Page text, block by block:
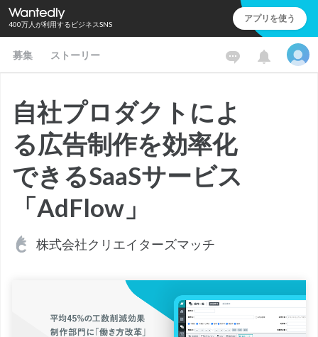
400万人が利用するビジネスSNS アプリを使う
募集 ストーリー
自社プロダクトによ
る広告制作を効率化
できるSaaSサービス
「AdFlow」
株式会社クリエイターズマッチ